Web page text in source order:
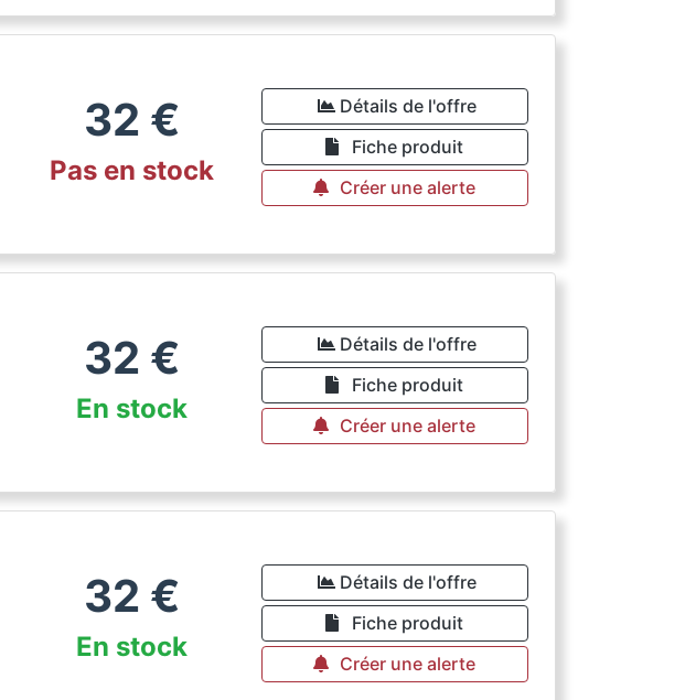
32 €
Pas en stock
Détails de l'offre
Fiche produit
Créer une alerte
32 €
En stock
Détails de l'offre
Fiche produit
Créer une alerte
32 €
En stock
Détails de l'offre
Fiche produit
Créer une alerte